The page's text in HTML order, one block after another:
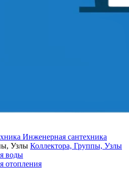
Инженерная сантехника
Коллектора, Группы, Узлы
воды
отопления